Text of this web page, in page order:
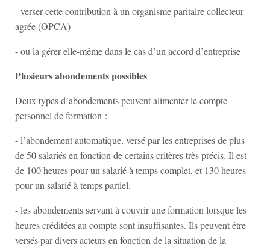
- verser cette contribution à un organisme paritaire collecteur
agrée (OPCA)
- ou la gérer elle-même dans le cas d’un accord d’entreprise
Plusieurs abondements possibles
Deux types d’abondements peuvent alimenter le compte
personnel de formation :
- l’abondement automatique, versé par les entreprises de plus
de 50 salariés en fonction de certains critères très précis. Il est
de 100 heures pour un salarié à temps complet, et 130 heures
pour un salarié à temps partiel.
- les abondements servant à couvrir une formation lorsque les
heures créditées au compte sont insuffisantes. Ils peuvent être
versés par divers acteurs en fonction de la situation de la